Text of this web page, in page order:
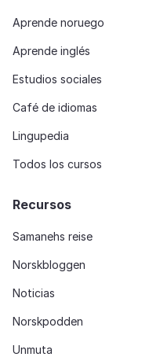
Aprende noruego
Aprende inglés
Estudios sociales
Café de idiomas
Lingupedia
Todos los cursos
Recursos
Samanehs reise
Norskbloggen
Noticias
Norskpodden
Unmuta